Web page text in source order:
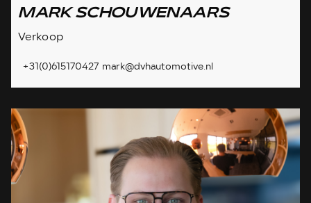
MARK SCHOUWENAARS
Verkoop
+31(0)615170427 mark@dvhautomotive.nl